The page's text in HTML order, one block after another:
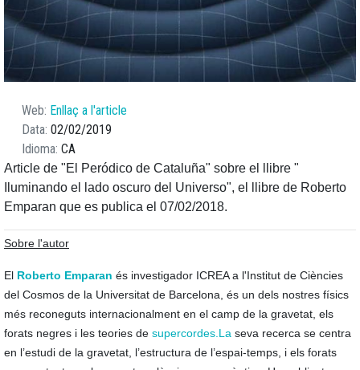
Web Enllaç a l'article
Data 02/02/2019
Idioma CA
Article de "El Peródico de Cataluña" sobre el llibre "
Iluminando el lado oscuro del Universo", el llibre de Roberto
Emparan que es publica el 07/02/2018.
Sobre l'autor
El Roberto Emparan és investigador ICREA a l'Institut de Ciències
del Cosmos de la Universitat de Barcelona, és un dels nostres físics
més reconeguts internacionalment en el camp de la gravetat, els
forats negres i les teories de supercordes.La seva recerca se centra
en l’estudi de la gravetat, l’estructura de l’espai-temps, i els forats